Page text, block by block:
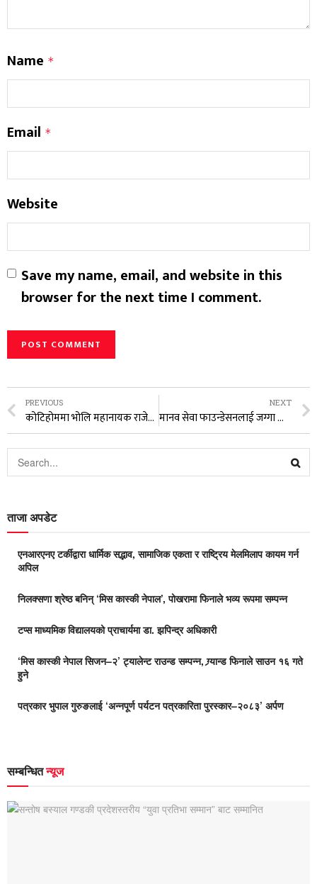
Name *
Email *
Website
Save my name, email, and website in this
browser for the next time I comment.
PREVIOUS
कोटिहोममा भोलि महानायक राजेश हामाल आउँदै
NEXT
मानव सेवा फाउन्डेसनलाई जग्गा दान गर्ने भक्तजनको लर्को
ताजा अपडेट
एनआरएनए टर्कीद्वारा धार्मिक सद्भाव, सामाजिक एकता र राष्ट्रिय मेलमिलाप कायम गर्न
अपिल
निलक्सणा श्रेष्ठ बनिन् ‘मिस कास्की नेपाल’, पोखरामा फिनाले भव्य रूपमा सम्पन्न
टप्स माध्यमिक विद्यालयको प्राचार्यमा डा. झपिन्द्र अधिकारी
‘मिस कास्की नेपाल सिजन–२’ ट्यालेन्ट राउन्ड सम्पन्न, ग्र्यान्ड फिनाले साउन १६ गते
हुने
पत्रकार भुपाल गुरुङलाई ‘अन्नपूर्ण पर्यटन पत्रकारिता पुरस्कार–२०८३’ अर्पण
सम्बन्धितन्यूज